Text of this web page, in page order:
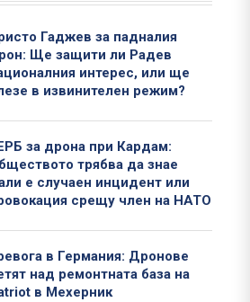
Гаджев за падналия
Ще защити ли Радев
интерес, или ще
в извинителен режим?
за дрона при Кардам:
трябва да знае
е случаен инцидент или
срещу член на НАТО
в Германия: Дронове
над ремонтната база на
в Мехерник